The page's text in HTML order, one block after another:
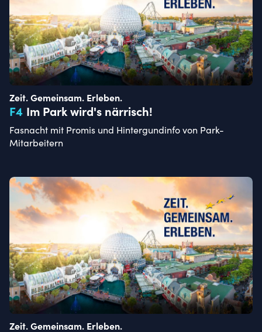
Zeit. Gemeinsam. Erleben.
F4 Im Park wird's närrisch!
Fasnacht mit Promis und Hintergundinfo von Park-
Mitarbeitern
Zeit. Gemeinsam. Erleben.